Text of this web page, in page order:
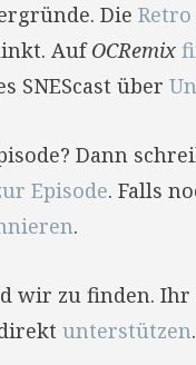
Die
AufOCRemix
SNEScast über
Dann
Episode. Falls
.
wir zu finden.
unterstützen.